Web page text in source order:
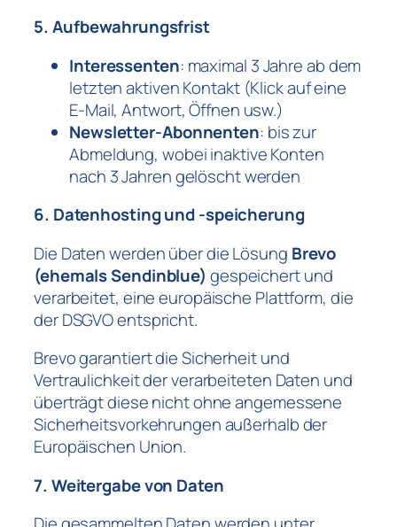
5. Aufbewahrungsfrist
Interessenten: maximal 3 Jahre ab dem
letzten aktiven Kontakt (Klick auf eine
E-Mail, Antwort, Öffnen usw.)
Newsletter-Abonnenten: bis zur
Abmeldung, wobei inaktive Konten
nach 3 Jahren gelöscht werden
6. Datenhosting und -speicherung
Die Daten werden über die Lösung Brevo
(ehemals Sendinblue) gespeichert und
verarbeitet, eine europäische Plattform, die
der DSGVO entspricht.
Brevo garantiert die Sicherheit und
Vertraulichkeit der verarbeiteten Daten und
überträgt diese nicht ohne angemessene
Sicherheitsvorkehrungen außerhalb der
Europäischen Union.
7. Weitergabe von Daten